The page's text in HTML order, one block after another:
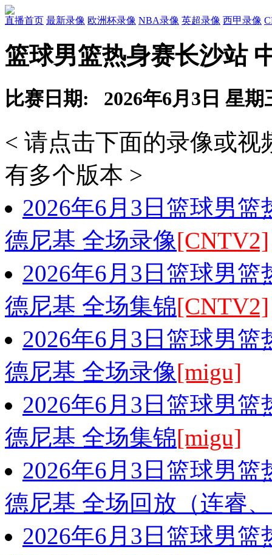
直播首页 最新录像 欧洲杯录像 NBA录像 英超录像 西甲录像
篮球男篮热身赛长沙站
比赛日期: 2026年6月3日 星期
< 请点击下面的录像或
有多个版本 >
2026年6月3日篮球男
德尼基 全场录像[CNTV2]
2026年6月3日篮球男
德尼基 全场集锦[CNTV2]
2026年6月3日篮球男
德尼基 全场录像[migu]
2026年6月3日篮球男
德尼基 全场集锦[migu]
2026年6月3日篮球男
德尼基 全场回放（连睿
2026年6月3日篮球男